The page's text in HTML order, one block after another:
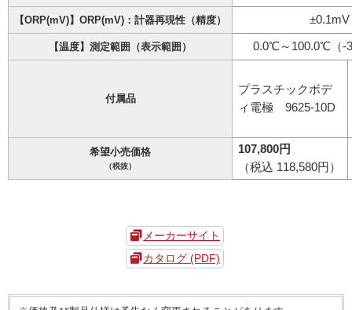
【ORP(mV)】ORP(mV)：計器再現性（精度） ±0.1mV
【温度】測定範囲（表示範囲） 0.0℃～100.0℃（-
付属品
プラスチックボデ
ィ電極 9625-10D
希望小売価格
（税抜）
107,800円
（税込 118,580円）
メーカーサイト
カタログ (PDF)